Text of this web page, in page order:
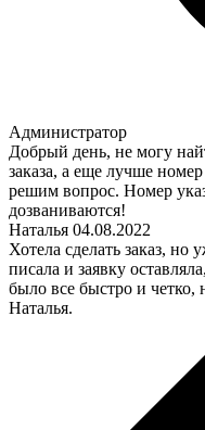
Администратор
Добрый день, не могу
заказа, а еще лучше
решим вопрос. Номер
дозваниваются!
Наталья 04.08.2022
Хотела сделать заказ, но
писала и заявку
было все быстро и
Наталья.